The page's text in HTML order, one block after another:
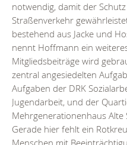
notwendig, damit der
Straßenverkehr
bestehend aus Jacke und
nennt Hoffmann ein
Mitgliedsbeiträge wird
zentral angesiedelten
Aufgaben der DRK
Jugendarbeit, und der
Mehrgenerationenhaus Alte
Gerade hier fehlt ein